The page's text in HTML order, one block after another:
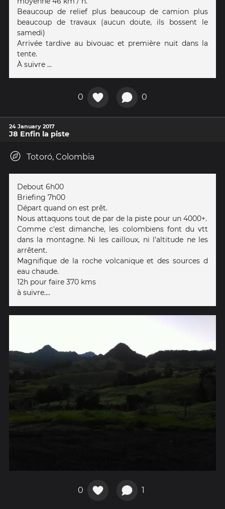
Beaucoup de relief plus beaucoup de camion plus
beaucoup de travaux (aucun doute, ils bossent le
samedi)
Arrivée tardive au bivouac et première nuit dans la
tente.
À suivre ...
0 0
24 January 2017
J8 Enfin la piste
Totoró, Colombia
Debout 6h00
Briefing 7h00
Départ quand on est prêt.
Nous attaquons tout de par de la piste pour un 4000+.
Comme c'est dimanche, les colombiens font du vtt
dans la montagne. Ni les cailloux, ni l'altitude ne les
arrêtent.
Magnifique de la roche volcanique et des sources d
eau chaude.
12h pour faire 370 kms
à suivre....
0 1